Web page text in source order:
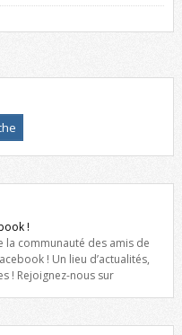
!
communauté des amis de
! Un lieu d’actualités,
! Rejoignez-nous sur